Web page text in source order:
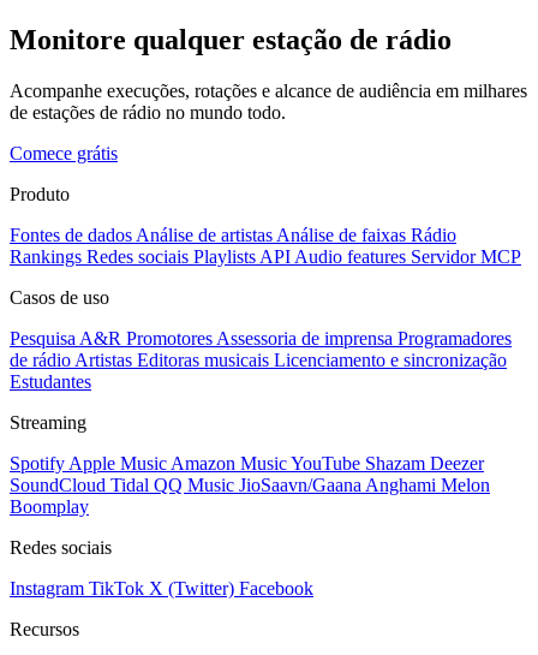
Monitore qualquer estação de rádio
Acompanhe execuções, rotações e alcance de audiência em milhares
de estações de rádio no mundo todo.
Comece grátis
Produto
Fontes de dados Análise de artistas Análise de faixas Rádio
Rankings Redes sociais Playlists API Audio features Servidor MCP
Casos de uso
Pesquisa A&R Promotores Assessoria de imprensa Programadores
de rádio Artistas Editoras musicais Licenciamento e sincronização
Estudantes
Streaming
Spotify Apple Music Amazon MusicYouTube Shazam Deezer
SoundCloud Tidal QQ Music JioSaavn/Gaana Anghami Melon
Boomplay
Redes sociais
Instagram TikTok X (Twitter) Facebook
Recursos